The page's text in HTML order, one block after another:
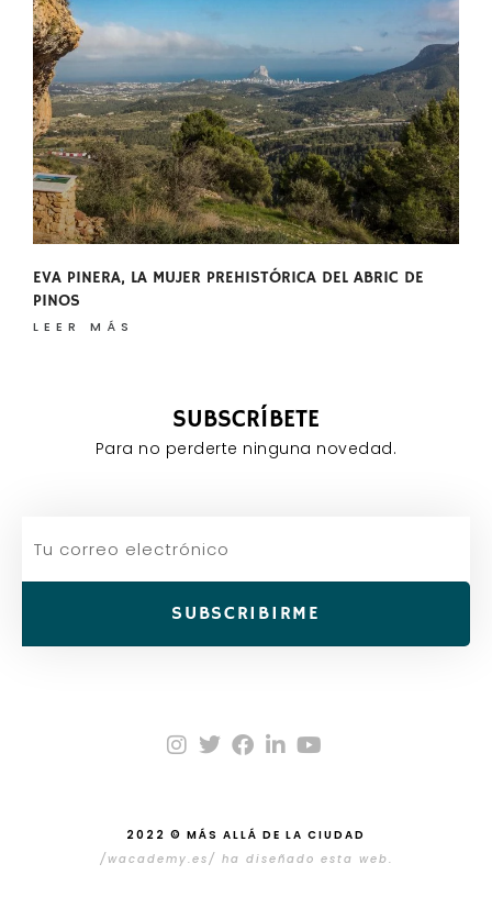
EVA PINERA, LA MUJER PREHISTÓRICA DEL ABRIC DE
PINOS
LEER MÁS
SUBSCRÍBETE
Para no perderte ninguna novedad.
SUBSCRIBIRME
2022 © MÁS ALLÁ DE LA CIUDAD
/wacademy.es/ ha diseñado esta web.